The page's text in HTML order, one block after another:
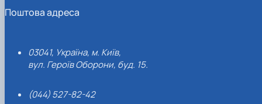
Поштова адреса
03041, Україна, м. Київ,
вул. Героїв Оборони, буд. 15.
(044) 527-82-42